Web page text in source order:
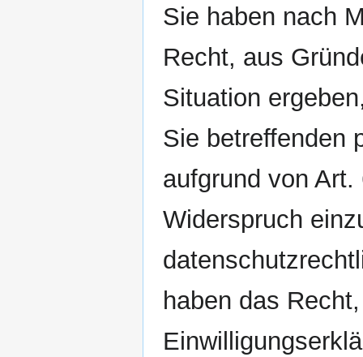
Sie haben nach
Recht, aus
Situation
Sie betreffenden
aufgrund von
Widerspruch
haben das